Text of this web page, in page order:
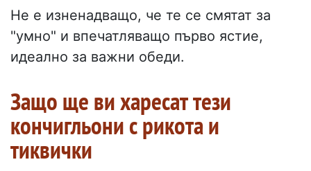
Не е изненадващо, че те се смятат за
"умно" и впечатляващо първо ястие,
идеално за важни обеди.
Защо ще ви харесат тези
кончигльони с рикота и
тиквички